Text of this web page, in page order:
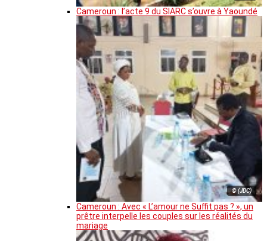
Cameroun : l’acte 9 du SIARC s’ouvre à Yaoundé
© (JDC)
Cameroun : Avec « L’amour ne Suffit pas ? », un
prêtre interpelle les couples sur les réalités du
mariage